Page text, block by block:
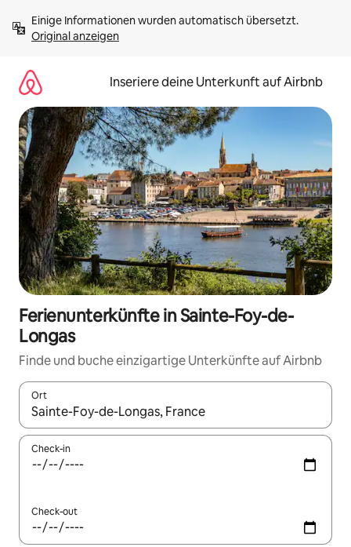
Inhalten
springenOriginal anzeigen
Inseriere deine Unterkunft auf Airbnb
Ferienunterkünfte in Sainte-Foy-de-
Longas
Finde und buche einzigartige Unterkünfte auf Airbnb
Ort
Wenn Ergebnisse verfügbar sind, navigiere mit den
Check-in
Check-out